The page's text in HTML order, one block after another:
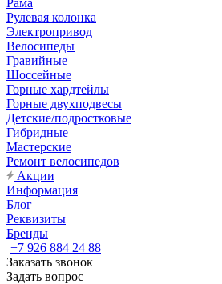
Рама
Рулевая колонка
Электропривод
Велосипеды
Гравийные
Шоссейные
Горные хардтейлы
Горные двухподвесы
Детские/подростковые
Гибридные
Мастерские
Ремонт велосипедов
Акции
Информация
Блог
Реквизиты
Бренды
+7 926 884 24 88
Заказать звонок
Задать вопрос